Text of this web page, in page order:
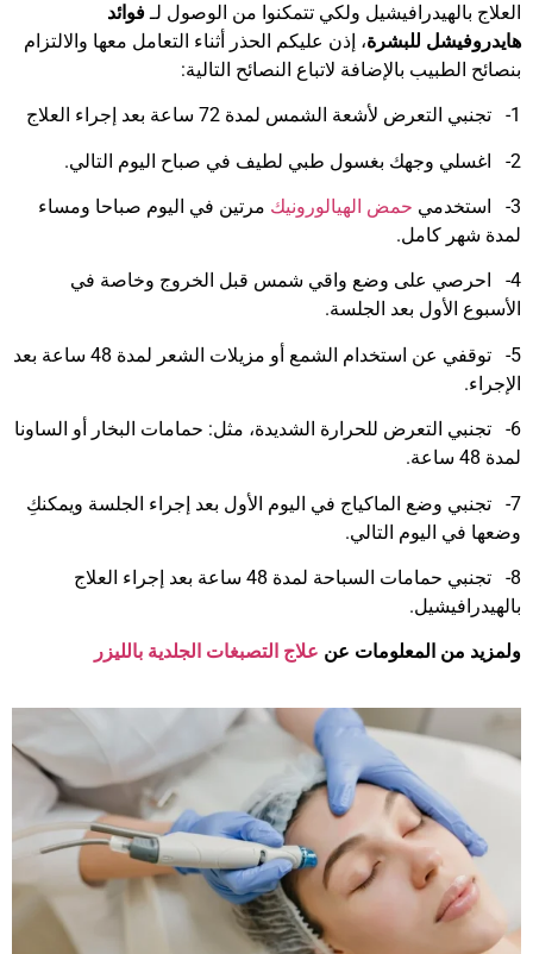
العلاج بالهيدرافيشيل ولكي تتمكنوا من الوصول لـفوائد
هايدروفيشل للبشرة، إذن عليكم الحذر أثناء التعامل معها والالتزام
بنصائح الطبيب بالإضافة لاتباع النصائح التالية:
1- تجنبي التعرض لأشعة الشمس لمدة 72 ساعة بعد إجراء العلاج
2- اغسلي وجهك بغسول طبي لطيف في صباح اليوم التالي.
3- استخدمي حمض الهيالورونيك مرتين في اليوم صباحا ومساء
لمدة شهر كامل.
4- احرصي على وضع واقي شمس قبل الخروج وخاصة في
الأسبوع الأول بعد الجلسة.
5- توقفي عن استخدام الشمع أو مزيلات الشعر لمدة 48 ساعة بعد
الإجراء.
6- تجنبي التعرض للحرارة الشديدة، مثل: حمامات البخار أو الساونا
لمدة 48 ساعة.
7- تجنبي وضع الماكياج في اليوم الأول بعد إجراء الجلسة ويمكنكِ
وضعها في اليوم التالي.
8- تجنبي حمامات السباحة لمدة 48 ساعة بعد إجراء العلاج
بالهيدرافيشيل.
ولمزيد من المعلومات عن علاج التصبغات الجلدية بالليزر